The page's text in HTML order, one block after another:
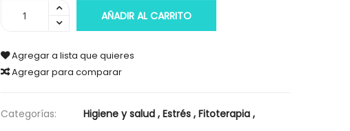
AÑADIR AL CARRITO
Agregar a lista que quieres
Agregar para comparar
Categorías: Higiene y salud , Estrés , Fitoterapia ,